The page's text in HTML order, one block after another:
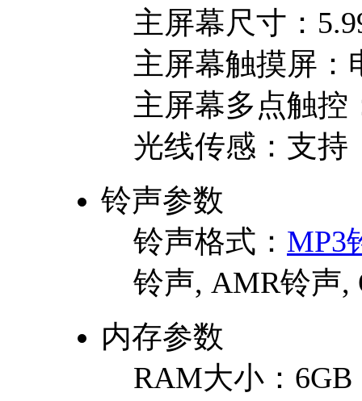
主屏幕尺寸：
主屏幕触摸屏：
主屏幕多点触控
光线传感： 支持
铃声参数
铃声格式： MP3
铃声, AMR铃声,
内存参数
RAM大小： 6GB